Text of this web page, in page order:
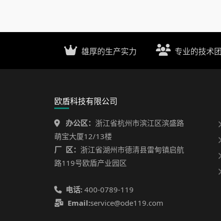
雄厚的生产实力 专业的技术
欧盾科技有限公司
办公区： 浙江省杭州市滨江区滨盛路
萌宝大厦12/13楼
厂 区： 浙江省湖州市德清县雷甸镇启航
路119号欧盾产业园区
电话: 400-0789-119
Email:service@ode119.com